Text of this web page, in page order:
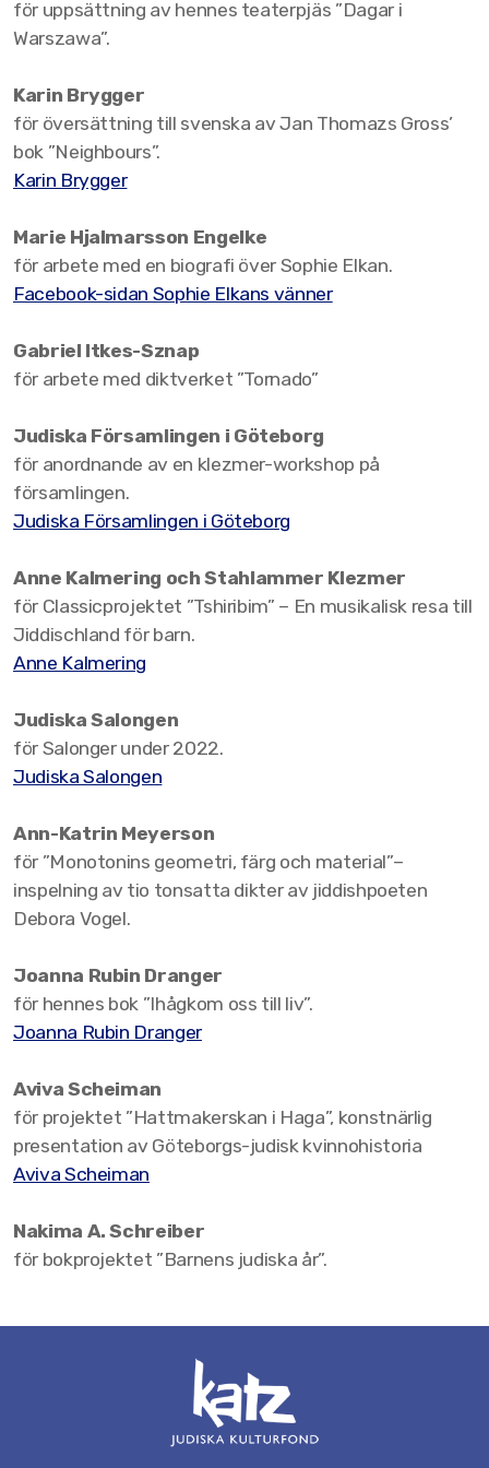
för uppsättning av hennes teaterpjäs ”Dagar i
Warszawa”.
Karin Brygger
för översättning till svenska av Jan Thomazs Gross’
bok ”Neighbours”.
Karin Brygger
Marie Hjalmarsson Engelke
för arbete med en biografi över Sophie Elkan.
Facebook-sidan Sophie Elkans vänner
Gabriel Itkes-Sznap
för arbete med diktverket ”Tornado”
Judiska Församlingen i Göteborg
för anordnande av en klezmer-workshop på
församlingen.
Judiska Församlingen i Göteborg
Anne Kalmering och Stahlammer Klezmer
för Classicprojektet ”Tshiribim” – En musikalisk resa till
Jiddischland för barn.
Anne Kalmering
Judiska Salongen
för Salonger under 2022.
Judiska Salongen
Ann-Katrin Meyerson
för ”Monotonins geometri, färg och material”–
inspelning av tio tonsatta dikter av jiddishpoeten
Debora Vogel.
Joanna Rubin Dranger
för hennes bok ”Ihågkom oss till liv”.
Joanna Rubin Dranger
Aviva Scheiman
för projektet ”Hattmakerskan i Haga”, konstnärlig
presentation av Göteborgs-judisk kvinnohistoria
Aviva Scheiman
Nakima A. Schreiber
för bokprojektet ”Barnens judiska år”.
Stipendiater 2021
Stipendiater 2019
Stipendiater 2018
Stipendiater 2015
Stipendiater 2014
Stipendiater 2013
Stipendiater 2011
Stipendiater 2010
Stipendiater 2007
Stipendiater 2006
Stipendiater 2004
Stipendiater 2003
Stipendiater 2002
Stipendiater 2001
Stipendiater 2000